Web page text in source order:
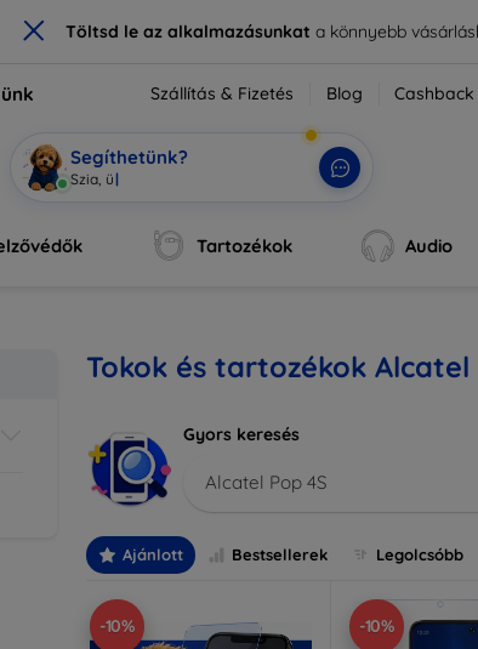
× Töltsd le az alkalmazásunkata könnyebb
Szállítás & Fizetés Blog Cashback
Segíthetünk?
Mobi |
Tartozékok Audio
Tokok és tartozékok Alcatel
Gyors keresés
Alcatel Pop 4S
Ajánlott Bestsellerek Legolcsóbb
-10% -10%